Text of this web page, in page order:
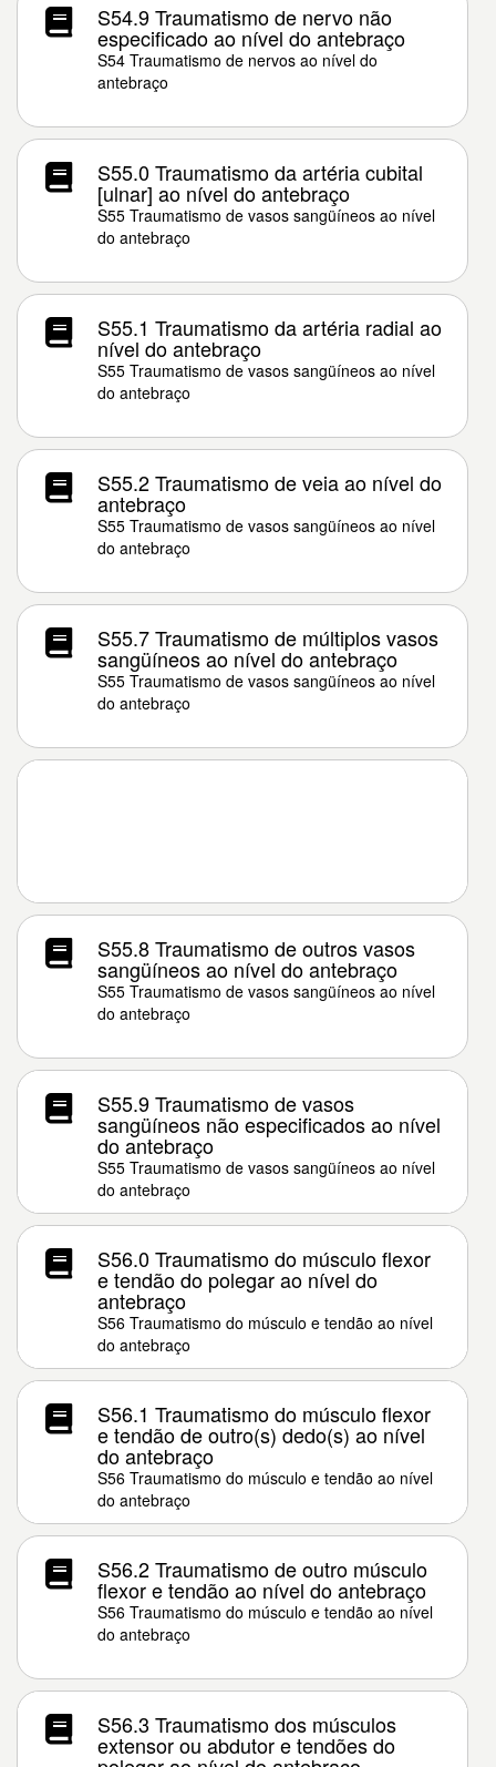
S54.9 Traumatismo de nervo não
especificado ao nível do antebraço
S54 Traumatismo de nervos ao nível do
antebraço
S55.0 Traumatismo da artéria cubital
[ulnar] ao nível do antebraço
S55 Traumatismo de vasos sangüíneos ao nível
do antebraço
S55.1 Traumatismo da artéria radial ao
nível do antebraço
S55 Traumatismo de vasos sangüíneos ao nível
do antebraço
S55.2 Traumatismo de veia ao nível do
antebraço
S55 Traumatismo de vasos sangüíneos ao nível
do antebraço
S55.7 Traumatismo de múltiplos vasos
sangüíneos ao nível do antebraço
S55 Traumatismo de vasos sangüíneos ao nível
do antebraço
S55.8 Traumatismo de outros vasos
sangüíneos ao nível do antebraço
S55 Traumatismo de vasos sangüíneos ao nível
do antebraço
S55.9 Traumatismo de vasos
sangüíneos não especificados ao nível
do antebraço
S55 Traumatismo de vasos sangüíneos ao nível
do antebraço
S56.0 Traumatismo do músculo flexor
e tendão do polegar ao nível do
antebraço
S56 Traumatismo do músculo e tendão ao nível
do antebraço
S56.1 Traumatismo do músculo flexor
e tendão de outro(s) dedo(s) ao nível
do antebraço
S56 Traumatismo do músculo e tendão ao nível
do antebraço
S56.2 Traumatismo de outro músculo
flexor e tendão ao nível do antebraço
S56 Traumatismo do músculo e tendão ao nível
do antebraço
S56.3 Traumatismo dos músculos
extensor ou abdutor e tendões do